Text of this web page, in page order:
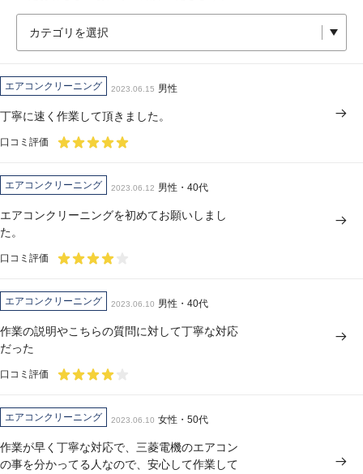
エアコンクリーニング 2023.06.15 男性
丁寧に速く作業して頂きました。
口コミ評価
エアコンクリーニング 2023.06.12 男性・40代
エアコンクリーニングを初めてお願いしまし
た。
口コミ評価
エアコンクリーニング 2023.06.10 男性・40代
作業の説明やこちらの質問に対して丁寧な対応
だった
口コミ評価
エアコンクリーニング 2023.06.10 女性・50代
作業が早く丁寧な対応で、三菱電機のエアコン
の事を分かってる人なので、安心して作業して